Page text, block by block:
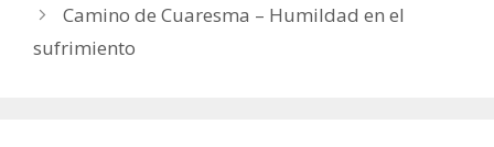
Camino de Cuaresma – Humildad en el
sufrimiento